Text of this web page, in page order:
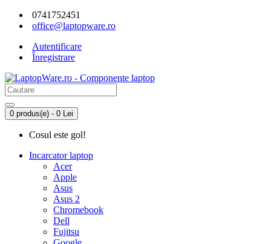
0741752451
office@laptopware.ro
Autentificare
Înregistrare
0 produs(e) - 0 Lei
Cosul este gol!
Incarcator laptop
Acer
Apple
Asus
Asus 2
Chromebook
Dell
Fujitsu